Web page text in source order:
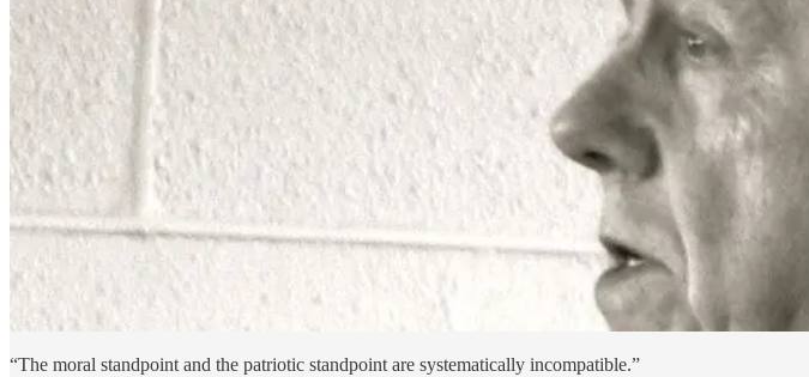
“The moral standpoint and the patriotic standpoint are systematically incompatible.”